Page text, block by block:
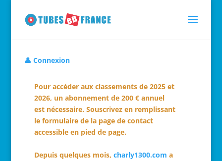
👤 Connexion
Pour accéder aux classements de 2025 et
2026, un abonnement de 200 € annuel
est nécessaire. Souscrivez en remplissant
le formulaire de la page de contact
accessible en pied de page.
Depuis quelques mois, charly1300.com a